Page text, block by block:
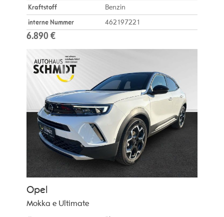
Kraftstoff
Benzin
interne Nummer
462197221
6.890 €
Opel
Mokka e Ultimate